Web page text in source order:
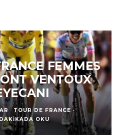
FEMMES
VENTOUX
DE FRANCE ·
OKU